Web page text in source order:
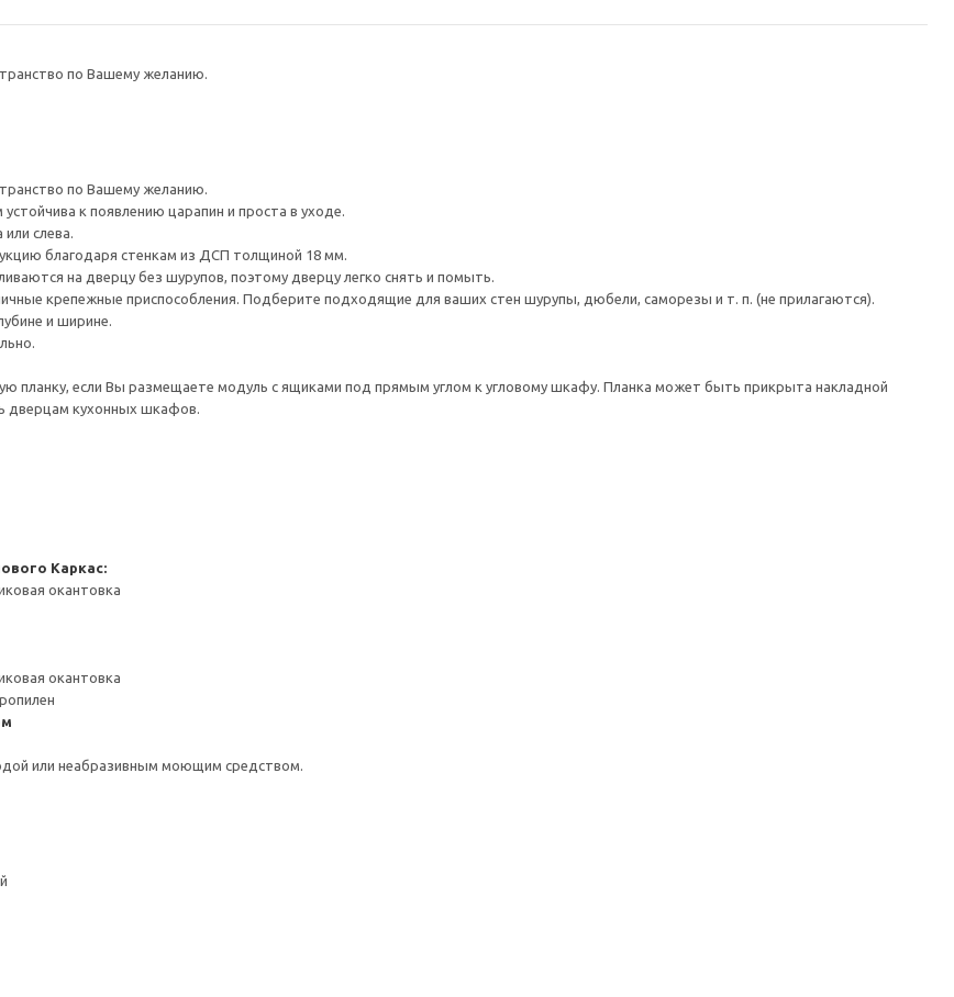
по Вашему желанию.
по Вашему желанию.
к появлению царапин и проста в уходе.
слева.
благодаря стенкам из ДСП толщиной 18 мм.
на дверцу без шурупов, поэтому дверцу легко снять и помыть.
крепежные приспособления. Подберите подходящие для ваших стен шурупы, дюбели, саморезы и т. п. (не прилагаются).
и ширине.
планку, если Вы размещаете модуль с ящиками под прямым углом к угловому шкафу. Планка может быть прикрыта накладной
дверцам кухонных шкафов.
Каркас:
окантовка
окантовка
или неабразивным моющим средством.